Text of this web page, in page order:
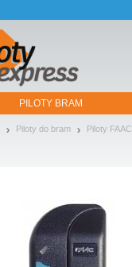
PILOTY BRAM
Piloty do bram Piloty FAAC